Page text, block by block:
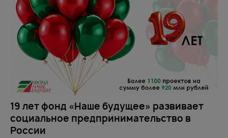
19 лет фонд «Наше будущее» развивает
социальное предпринимательство в
России